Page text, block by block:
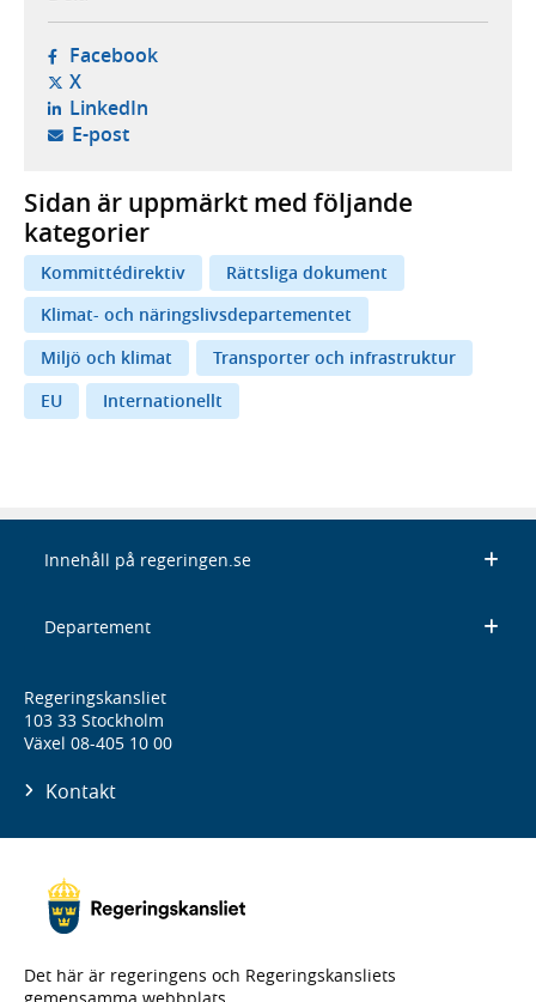
Facebook- öppnas i ny flik, extern webbplats,
X- öppnas i ny flik, extern webbplats,
LinkedIn- öppnas i ny flik, extern webbplats,
E-post- öppnar din e-postklient,
Sidan är uppmärkt med följande
kategorier
Kommittédirektiv
Rättsliga dokument
Klimat- och näringslivsdepartementet
Miljö och klimat
Transporter och infrastruktur
EU
Internationellt
Innehåll på regeringen.se
Departement
Regeringskansliet
103 33 Stockholm
Växel 08-405 10 00
Kontakt
Det här är regeringens och Regeringskansliets